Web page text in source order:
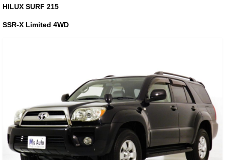
イベント
ニュース
HILUX SURF 215
SSR-X Limited 4WD